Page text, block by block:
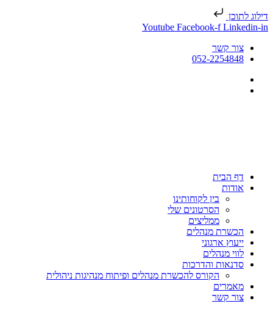
דילוג לתוכן
Youtube Facebook-f Linkedin-in
צור קשר
052-2254848
דף הבית
אודות
בין לקוחותינו
הסרטונים שלי
ממליצים
הכשרת מנהלים
ייעוץ ארגוני
לווי מנהלים
סדנאות והדרכות
הקורס להכשרת מנהלים ופיתוח מנהיגות ניהולית
מאמרים
צור קשר